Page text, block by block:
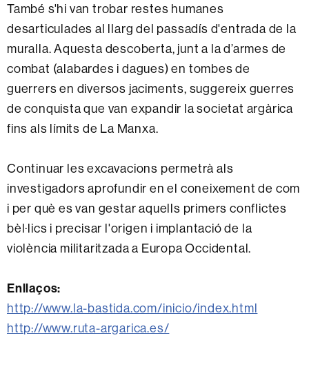
També s'hi van trobar restes humanes
desarticulades al llarg del passadís d'entrada de la
muralla. Aquesta descoberta, junt a la d’armes de
combat (alabardes i dagues) en tombes de
guerrers en diversos jaciments, suggereix guerres
de conquista que van expandir la societat argàrica
fins als límits de La Manxa.
Continuar les excavacions permetrà als
investigadors aprofundir en el coneixement de com
i per què es van gestar aquells primers conflictes
bèl·lics i precisar l'origen i implantació de la
violència militaritzada a Europa Occidental.
Enllaços:
http://www.la-bastida.com/inicio/index.html
http://www.ruta-argarica.es/